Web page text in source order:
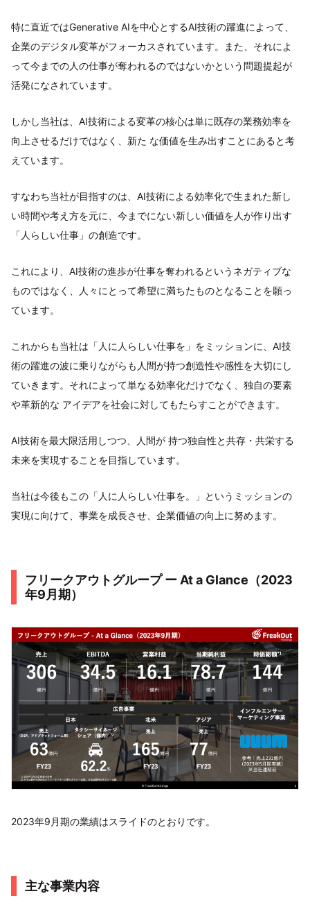
特に直近ではGenerative AIを中心とするAI技術の躍進によって、
企業のデジタル変革がフォーカスされています。また、それによ
って今までの人の仕事が奪われるのではないかという問題提起が
活発になされています。
しかし当社は、AI技術による変革の核心は単に既存の業務効率を
向上させるだけではなく、新た な価値を生み出すことにあると考
えています。
すなわち当社が目指すのは、AI技術による効率化で生まれた新し
い時間や考え方を元に、今までにない新しい価値を人が作り出す
「人らしい仕事」の創造です。
これにより、AI技術の進歩が仕事を奪われるというネガティブな
ものではなく、人々にとって希望に満ちたものとなることを願っ
ています。
これからも当社は「人に人らしい仕事を」をミッションに、AI技
術の躍進の波に乗りながらも人間が持つ創造性や感性を大切にし
ていきます。それによって単なる効率化だけでなく、独自の要素
や革新的な アイデアを社会に対してもたらすことができます。
AI技術を最大限活用しつつ、人間が 持つ独自性と共存・共栄する
未来を実現することを目指しています。
当社は今後もこの「人に人らしい仕事を。」というミッションの
実現に向けて、事業を成長させ、企業価値の向上に努めます。
フリークアウトグループ ー At a Glance（2023
年9月期）
2023年9月期の業績はスライドのとおりです。
主な事業内容